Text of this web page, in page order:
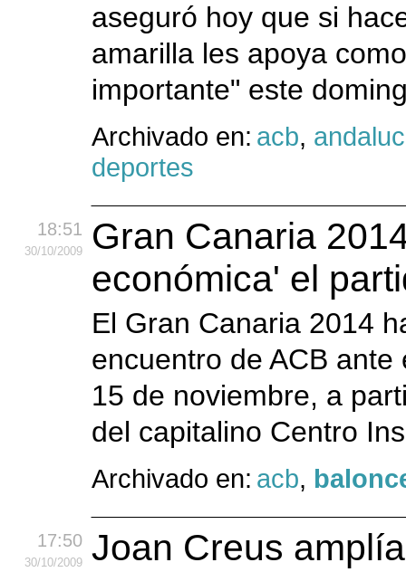
aseguró hoy que si
amarilla les apoya
importante" este
Archivado en: acb,
deportes
18:51
30/10/2009
Gran Canaria
económica' el
El Gran Canaria 2014
encuentro de ACB
15 de noviembre, a
del capitalino Centro
Archivado en: acb,
17:50
30/10/2009
Joan Creus